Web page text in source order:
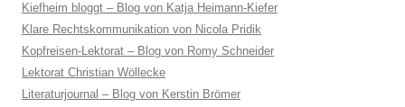
Kiefheim bloggt – Blog von Katja Heimann-Kiefer
Klare Rechtskommunikation von Nicola Pridik
Kopfreisen-Lektorat – Blog von Romy Schneider
Lektorat Christian Wöllecke
Literaturjournal – Blog von Kerstin Brömer